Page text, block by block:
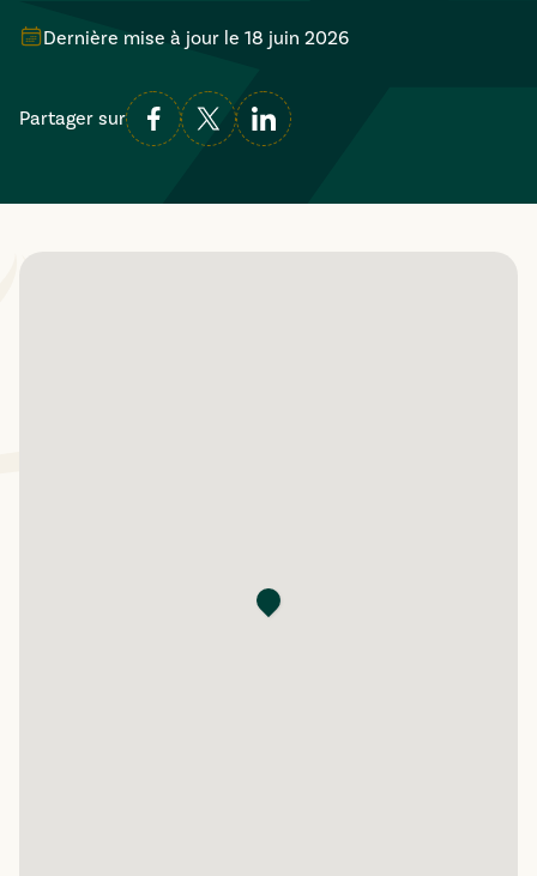
Dernière mise à jour le 18 juin 2026
Partager sur